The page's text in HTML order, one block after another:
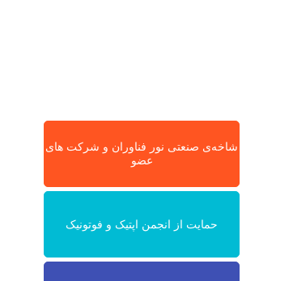
شاخه‌ی صنعتی نور فناوران و شرکت های
عضو
حمایت از انجمن اپتیک و فوتونیک